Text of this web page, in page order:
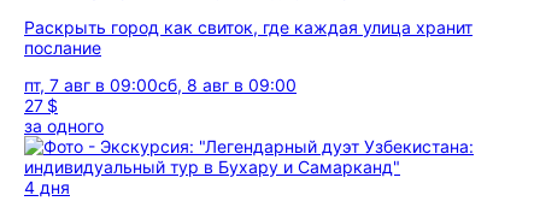
Раскрыть город как свиток, где каждая улица хранит
послание
пт, 7 авг в 09:00сб, 8 авг в 09:00
27 $
за одного
4 дня